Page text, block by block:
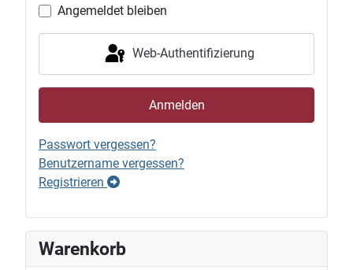
Angemeldet bleiben
Web-Authentifizierung
Anmelden
Passwort vergessen?
Benutzername vergessen?
Registrieren
Warenkorb